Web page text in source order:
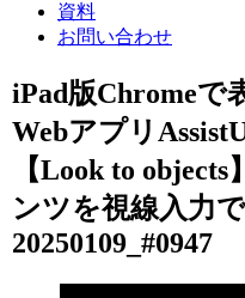
資料
お問い合わせ
iPad版Chromeで
Webアプリ
【Look to objects
ンツを視線入力
20250109_#0947